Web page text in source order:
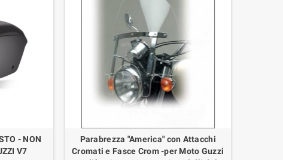
- NON
V7
Parabrezza "America" con Attacchi
Cromati e Fasce Crom -per Moto Guzzi